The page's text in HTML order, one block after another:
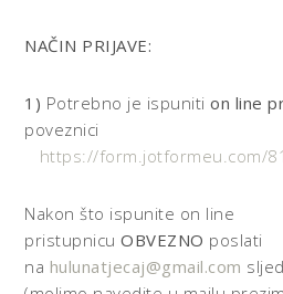
NAČIN PRIJAVE:
1) Potrebno je ispuniti on line
poveznici
https://form.jotformeu.com/
Nakon što ispunite on line
pristupnicuOBVEZNO poslati
na hulunatjecaj@gmail.com